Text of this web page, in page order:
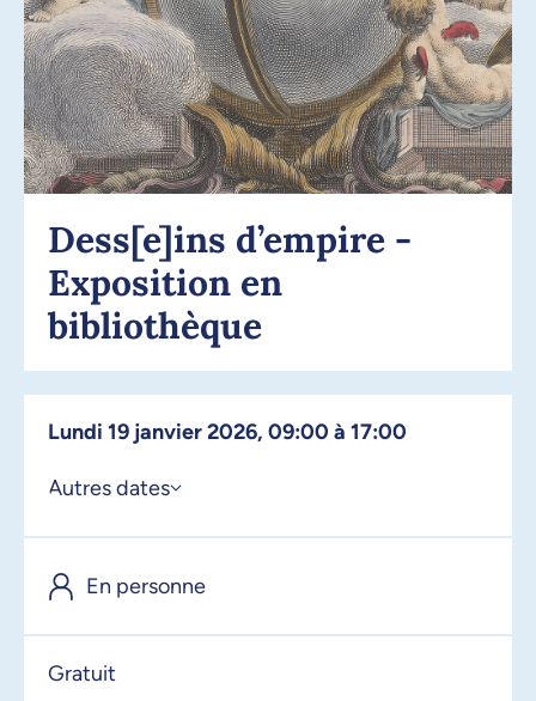
Dess[e]ins d’empire -
Exposition en
bibliothèque
lundi 19 janvier 2026, 09:00 à 17:00
Autres dates
14 janvier 2026, 09:00
En personne
Gratuit